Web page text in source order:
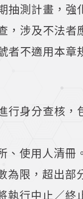
抽測計畫，強
，涉及不法者
者不適用本章
行身分查核，
、使用人清冊。
為限，超出部
執行中止／終